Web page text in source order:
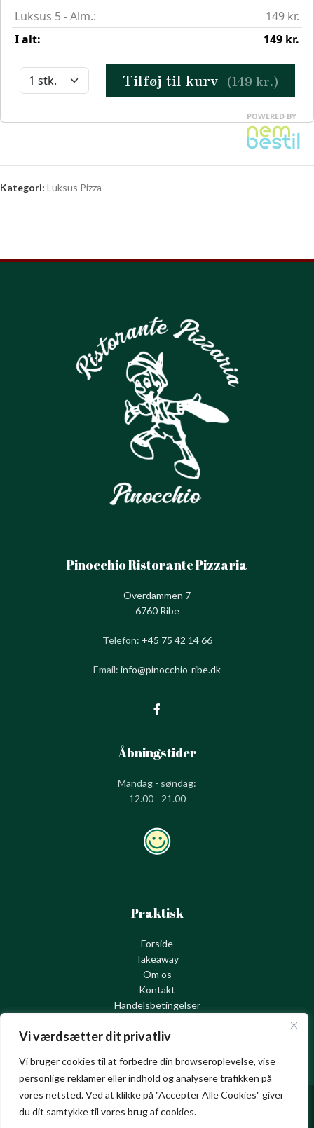
Vi værdsætter dit privatliv
Vi bruger cookies til at forbedre din browseroplevelse, vise
personlige reklamer eller indhold og analysere trafikken på
vores netsted. Ved at klikke på "Accepter Alle Cookies" giver
du dit samtykke til vores brug af cookies.
Kategori: Luksus Pizza
Pinocchio Ristorante Pizzaria
Overdammen 7
6760 Ribe
Telefon: +45 75 42 14 66
Email: info@pinocchio-ribe.dk
Åbningstider
Mandag - søndag:
12.00 - 21.00
Praktisk
Forside
Takeaway
Om os
Kontakt
Handelsbetingelser
Pinocchio Ristorante Pizzaria @ 2025 | Powered byNemBestil ApS